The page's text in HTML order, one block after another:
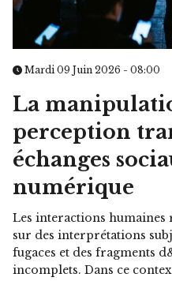
Mardi 09 Juin 2026 - 08:00
La
perception
échanges
numérique
Les interactions
sur des interprétations
fugaces et des fragments
incomplets. Dans ce